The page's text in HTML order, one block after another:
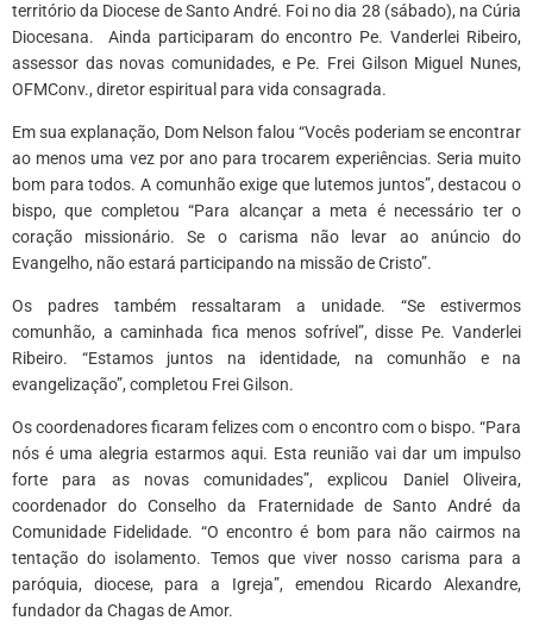
território da Diocese de Santo André. Foi no dia 28 (sábado), na Cúria
Diocesana. Ainda participaram do encontro Pe. Vanderlei Ribeiro,
assessor das novas comunidades, e Pe. Frei Gilson Miguel Nunes,
OFMConv., diretor espiritual para vida consagrada.
Em sua explanação, Dom Nelson falou “Vocês poderiam se encontrar
ao menos uma vez por ano para trocarem experiências. Seria muito
bom para todos. A comunhão exige que lutemos juntos”, destacou o
bispo, que completou “Para alcançar a meta é necessário ter o
coração missionário. Se o carisma não levar ao anúncio do
Evangelho, não estará participando na missão de Cristo”.
Os padres também ressaltaram a unidade. “Se estivermos
comunhão, a caminhada fica menos sofrível”, disse Pe. Vanderlei
Ribeiro. “Estamos juntos na identidade, na comunhão e na
evangelização”, completou Frei Gilson.
Os coordenadores ficaram felizes com o encontro com o bispo. “Para
nós é uma alegria estarmos aqui. Esta reunião vai dar um impulso
forte para as novas comunidades”, explicou Daniel Oliveira,
coordenador do Conselho da Fraternidade de Santo André da
Comunidade Fidelidade. “O encontro é bom para não cairmos na
tentação do isolamento. Temos que viver nosso carisma para a
paróquia, diocese, para a Igreja”, emendou Ricardo Alexandre,
fundador da Chagas de Amor.